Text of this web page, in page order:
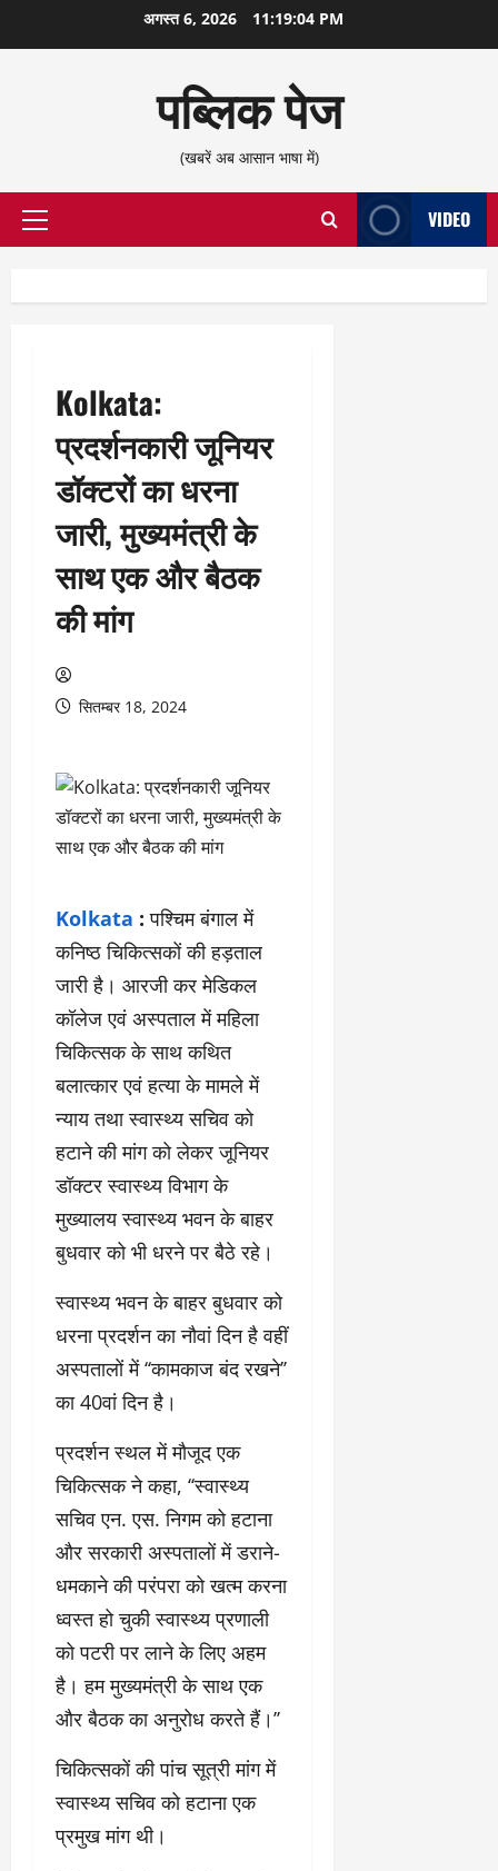
सामग्री
अगस्त 6, 2026 11:19:05 PM
पब्लिक पेज
(खबरें अब आसान भाषा में)
प्राथमिक
VIDEO
Kolkata:
प्रदर्शनकारी जूनियर
डॉक्टरों का धरना
जारी, मुख्यमंत्री के
साथ एक और बैठक
की मांग
सितम्बर 18, 2024
Kolkata :पश्चिम बंगाल में
कनिष्ठ चिकित्सकों की हड़ताल
जारी है। आरजी कर मेडिकल
कॉलेज एवं अस्पताल में महिला
चिकित्सक के साथ कथित
बलात्कार एवं हत्या के मामले में
न्याय तथा स्वास्थ्य सचिव को
हटाने की मांग को लेकर जूनियर
डॉक्टर स्वास्थ्य विभाग के
मुख्यालय स्वास्थ्य भवन के बाहर
बुधवार को भी धरने पर बैठे रहे।
स्वास्थ्य भवन के बाहर बुधवार को
धरना प्रदर्शन का नौवां दिन है वहीं
अस्पतालों में ‘‘कामकाज बंद रखने’’
का 40वां दिन है।
प्रदर्शन स्थल में मौजूद एक
चिकित्सक ने कहा, ‘‘स्वास्थ्य
सचिव एन. एस. निगम को हटाना
और सरकारी अस्पतालों में डराने-
धमकाने की परंपरा को खत्म करना
ध्वस्त हो चुकी स्वास्थ्य प्रणाली
को पटरी पर लाने के लिए अहम
है। हम मुख्यमंत्री के साथ एक
और बैठक का अनुरोध करते हैं।’’
चिकित्सकों की पांच सूत्री मांग में
स्वास्थ्य सचिव को हटाना एक
प्रमुख मांग थी।